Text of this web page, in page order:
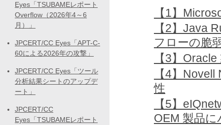
【1】
【2】Java
フローの脆
【3】
【4】
性
【5】
OEM 製品
Eyes「TSUBAMEレポート
Overflow（2026年4～6
月）」
JPCERT/CC Eyes「APT-C-
60による2026年の攻撃」
JPCERT/CC Eyes「ツール
分析結果シートのアップデ
ート」
JPCERT/CC
Eyes「TSUBAMEレポート